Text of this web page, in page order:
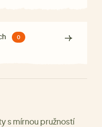
0
s mírnou pružností